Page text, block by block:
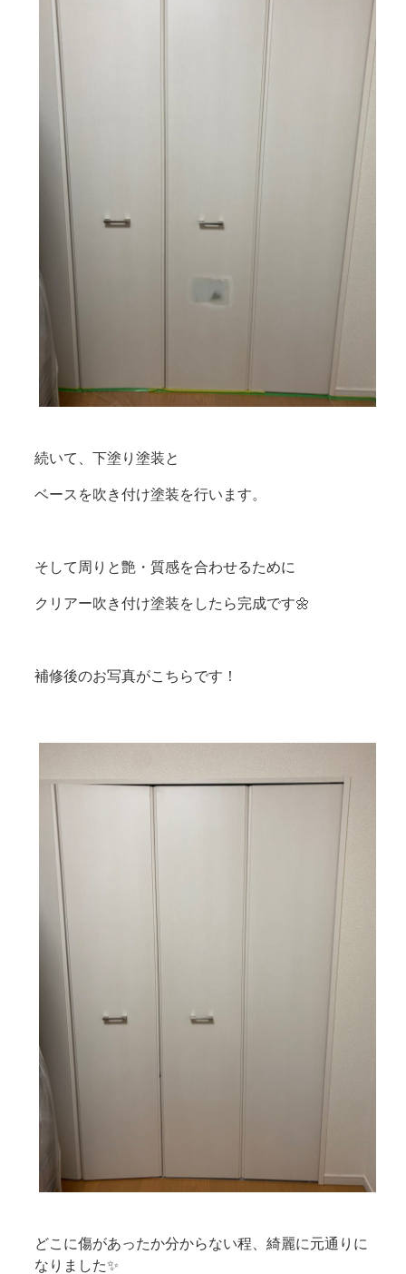
続いて、下塗り塗装と
ベースを吹き付け塗装を行います。
そして周りと艶・質感を合わせるために
クリアー吹き付け塗装をしたら完成です🌼
補修後のお写真がこちらです！
どこに傷があったか分からない程、綺麗に元通りに
なりました✨